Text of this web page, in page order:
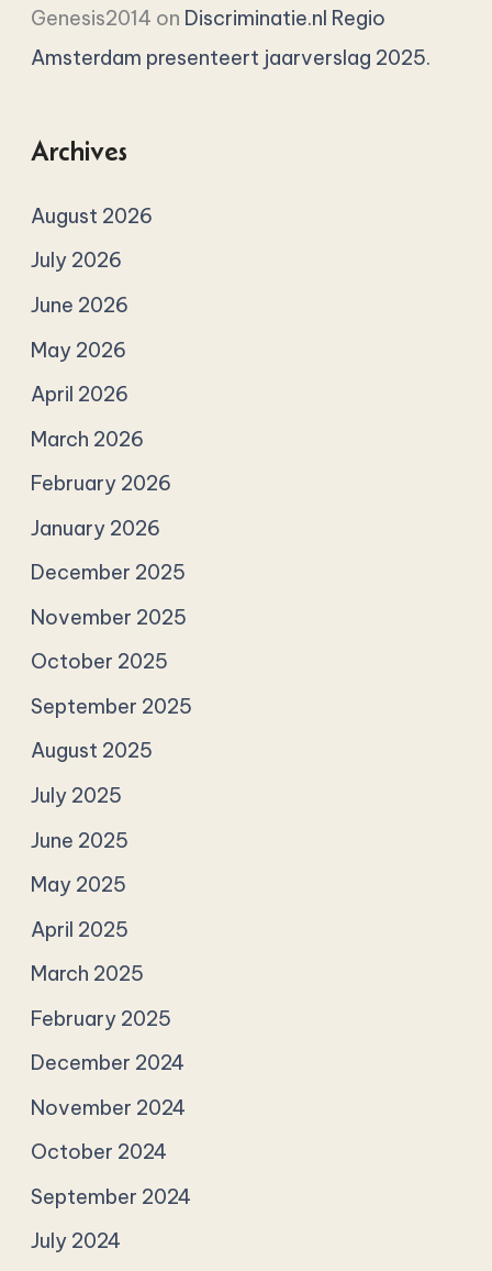
Genesis2014 on Discriminatie.nl Regio
Amsterdam presenteert jaarverslag 2025.
Archives
August 2026
July 2026
June 2026
May 2026
April 2026
March 2026
February 2026
January 2026
December 2025
November 2025
October 2025
September 2025
August 2025
July 2025
June 2025
May 2025
April 2025
March 2025
February 2025
December 2024
November 2024
October 2024
September 2024
July 2024